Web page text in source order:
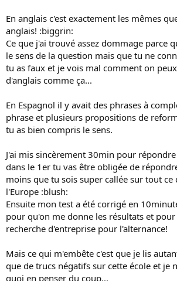
En anglais c'est exactement les mêmes
anglais! :biggrin:
Ce que j'ai trouvé assez dommage parce
le sens de la question mais que tu ne
tu as faux et je vois mal comment on
d'anglais comme ça...
En Espagnol il y avait des phrases à
phrase et plusieurs propositions de
tu as bien compris le sens.
J'ai mis sincèrement 30min pour
dans le 1er tu vas être obligée de
moins que tu sois super callée sur tout ce
l'Europe :blush:
Ensuite mon test a été corrigé en
pour qu'on me donne les résultats et
recherche d'entreprise pour l'alternance!
Mais ce qui m'embête c'est que je lis
que de trucs négatifs sur cette école et je
quoi en penser du coup...